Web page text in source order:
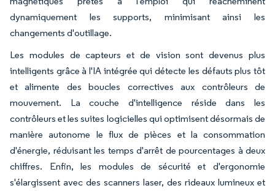
dynamiquement les supports, minimisant ainsi les
changements d'outillage.
Les modules de capteurs et de vision sont devenus plus
intelligents grâce à l'IA intégrée qui détecte les défauts plus tôt
et alimente des boucles correctives aux contrôleurs de
mouvement. La couche d'intelligence réside dans les
contrôleurs et les suites logicielles qui optimisent désormais de
manière autonome le flux de pièces et la consommation
d'énergie, réduisant les temps d'arrêt de pourcentages à deux
chiffres. Enfin, les modules de sécurité et d'ergonomie
s'élargissent avec des scanners laser, des rideaux lumineux et